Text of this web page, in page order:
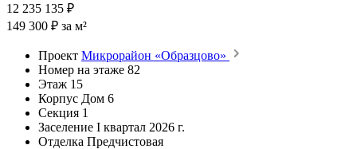
12 235 135 ₽
149 300 ₽ за м²
Проект Микрорайон «Образцово»
Номер на этаже 82
Этаж 15
Корпус Дом 6
Секция 1
Заселение I квартал 2026 г.
Отделка Предчистовая